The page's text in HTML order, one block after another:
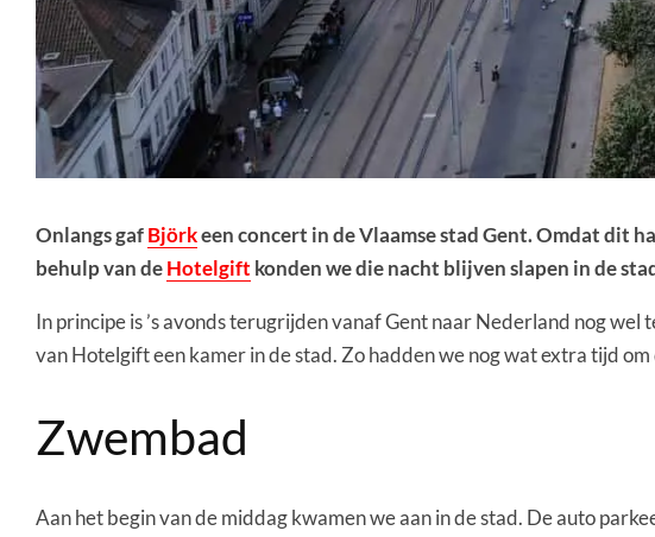
Onlangs gafBjörkeen concert in de Vlaamse stad Gent. Omdat dit
behulp van deHotelgift konden we die nacht blijven slapen in de
In principe is ’s avonds terugrijden vanaf Gent naar Nederland nog
van Hotelgift een kamer in de stad. Zo hadden we nog wat extra tijd
Zwembad
Aan het begin van de middag kwamen we aan in de stad. De auto